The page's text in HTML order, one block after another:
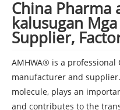
China Pharma
kalusugan
Supplier,
AMHWA® is a professional
manufacturer and
molecule, plays an
and contributes to the